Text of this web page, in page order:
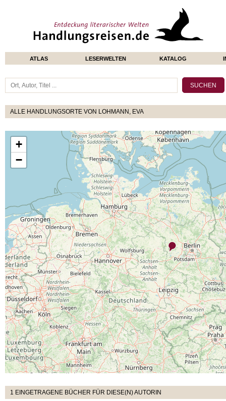
ATLAS LESERWELTEN KATALOG
ALLE HANDLUNGSORTE VON LOHMANN, EVA
+
−
1 EINGETRAGENE BÜCHER FÜR DIESE(N) AUTORIN